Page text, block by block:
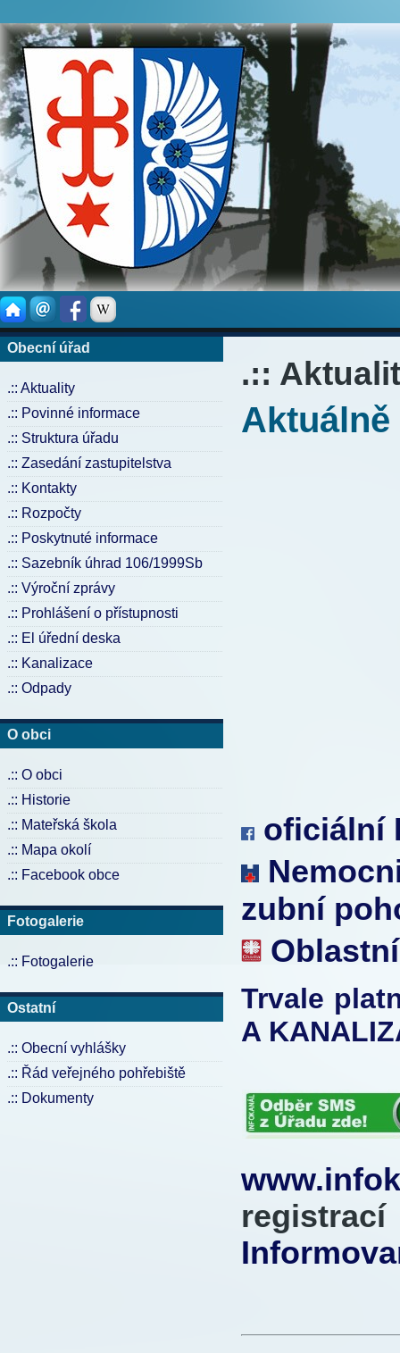
Obecní úřad
.:: Aktuality
.:: Povinné informace
.:: Struktura úřadu
.:: Zasedání zastupitelstva
.:: Kontakty
.:: Rozpočty
.:: Poskytnuté informace
.:: Sazebník úhrad 106/1999Sb
.:: Výroční zprávy
.:: Prohlášení o přístupnosti
.:: El úřední deska
.:: Kanalizace
.:: Odpady
O obci
.:: O obci
.:: Historie
.:: Mateřská škola
.:: Mapa okolí
.:: Facebook obce
Fotogalerie
.:: Fotogalerie
Ostatní
.:: Obecní vyhlášky
.:: Řád veřejného pohřebiště
.:: Dokumenty
.::
oficiální
zubní
Trvale
A